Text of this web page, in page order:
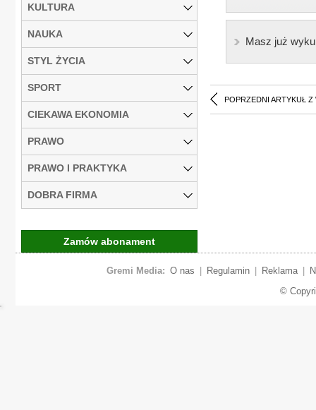
Masz już
POPRZEDNI ARTYKUŁ Z
KULTURA
NAUKA
STYL ŻYCIA
SPORT
CIEKAWA EKONOMIA
PRAWO
PRAWO I PRAKTYKA
DOBRA FIRMA
Zamów abonament
Gremi Media: O nas Regulamin Reklama
©